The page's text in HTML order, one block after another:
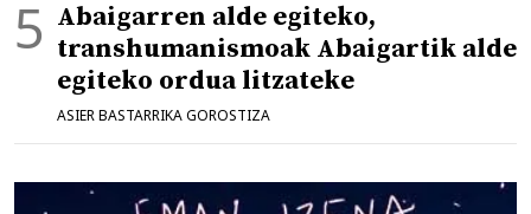
Abaigarren alde egiteko,
transhumanismoak Abaigartik alde
egiteko ordua litzateke
ASIER BASTARRIKA GOROSTIZA